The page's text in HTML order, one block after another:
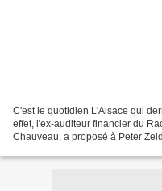
C'est le quotidien L'Alsace qui
effet, l'ex-auditeur financier du
Chauveau, a proposé à Peter